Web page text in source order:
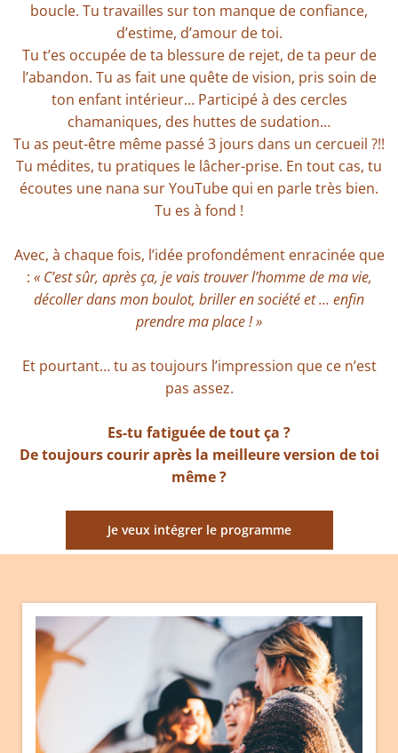
boucle. Tu travailles sur ton manque de confiance,
d’estime, d’amour de toi.
Tu t’es occupée de ta blessure de rejet, de ta peur de
l’abandon. Tu as fait une quête de vision, pris soin de
ton enfant intérieur… Participé à des cercles
chamaniques, des huttes de sudation…
Tu as peut-être même passé 3 jours dans un cercueil ?!!
Tu médites, tu pratiques le lâcher-prise. En tout cas, tu
écoutes une nana sur YouTube qui en parle très bien.
Tu es à fond !
Avec, à chaque fois, l’idée profondément enracinée que
: « C’est sûr, après ça, je vais trouver l’homme de ma vie,
décoller dans mon boulot, briller en société et ... enfin
prendre ma place ! »
Et pourtant… tu as toujours l’impression que ce n’est
pas assez.
Es-tu fatiguée de tout ça ?
De toujours courir après la meilleure version de toi
même ?
Je veux intégrer le programme